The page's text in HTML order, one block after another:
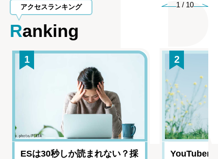
アクセスランキング
Ranking
1 / 10
1
ESは30秒しか読まれない？採
2
YouTuber